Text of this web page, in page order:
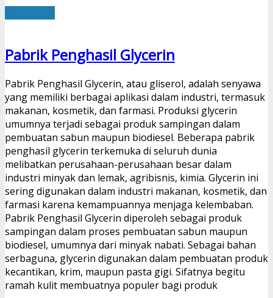
Pabrik Penghasil Glycerin
Pabrik Penghasil Glycerin, atau gliserol, adalah senyawa
yang memiliki berbagai aplikasi dalam industri, termasuk
makanan, kosmetik, dan farmasi. Produksi glycerin
umumnya terjadi sebagai produk sampingan dalam
pembuatan sabun maupun biodiesel. Beberapa pabrik
penghasil glycerin terkemuka di seluruh dunia
melibatkan perusahaan-perusahaan besar dalam
industri minyak dan lemak, agribisnis, kimia. Glycerin ini
sering digunakan dalam industri makanan, kosmetik, dan
farmasi karena kemampuannya menjaga kelembaban.
Pabrik Penghasil Glycerin diperoleh sebagai produk
sampingan dalam proses pembuatan sabun maupun
biodiesel, umumnya dari minyak nabati. Sebagai bahan
serbaguna, glycerin digunakan dalam pembuatan produk
kecantikan, krim, maupun pasta gigi. Sifatnya begitu
ramah kulit membuatnya populer bagi produk